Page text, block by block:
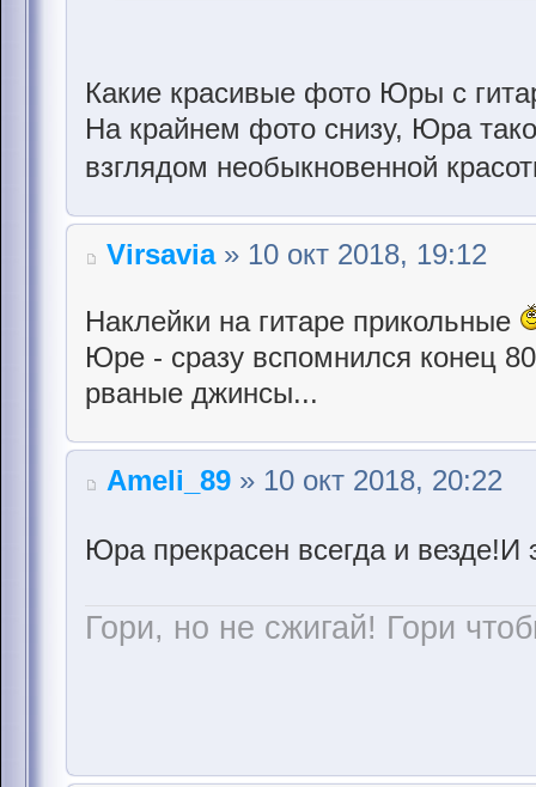
Какие красивые фото Юры с
На крайнем фото снизу, Юра
взглядом необыкновенной
Virsavia» 10 окт 2018, 19:12
Наклейки на гитаре прикольные
Юре - сразу вспомнился конец
рваные джинсы...
Ameli_89 » 10 окт 2018, 20:22
Юра прекрасен всегда и везде!И
Гори, но не сжигай! Гори